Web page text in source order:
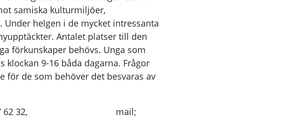
samiska kulturmiljöer,
helgen i de mycket intressanta
Antalet platser till den
förkunskaper behövs. Unga som
klockan 9-16 båda dagarna. Frågor
för de som behöver det besvaras av
070-607 62 32, mail;